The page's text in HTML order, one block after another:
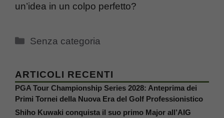
un’idea in un colpo perfetto?
Categorie
Senza categoria
ARTICOLI RECENTI
PGA Tour Championship Series 2028: Anteprima dei
Primi Tornei della Nuova Era del Golf Professionistico
Shiho Kuwaki conquista il suo primo Major all’AIG